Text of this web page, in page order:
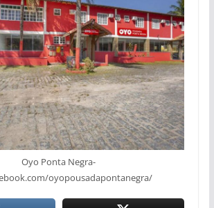
Oyo Ponta Negra-
oyopousadapontanegra/